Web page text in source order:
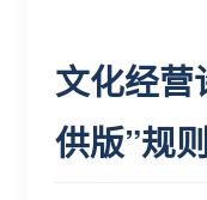
文化经营
供版”规